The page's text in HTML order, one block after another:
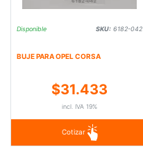
Disponible SKU: 6182-042
BUJE PARA OPEL CORSA
$31.433
incl. IVA 19%
Cotizar